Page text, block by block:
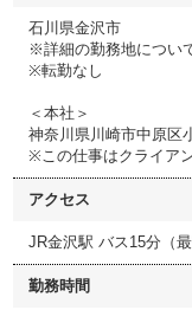
石川県金沢市
※詳細の勤務地につい
※転勤なし
＜本社＞
神奈川県川崎市中原区
※この仕事はクライア
アクセス
JR金沢駅 バス15分（
勤務時間